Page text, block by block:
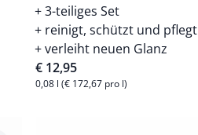
3-teiliges Set
reinigt, schützt und pflegt
verleiht neuen Glanz
€ 12,95
0,08 l (€ 172,67 pro l)